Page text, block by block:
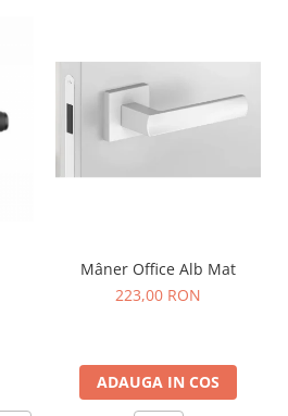
Mâner Office Alb Mat
223,00 RON
ADAUGA IN COS